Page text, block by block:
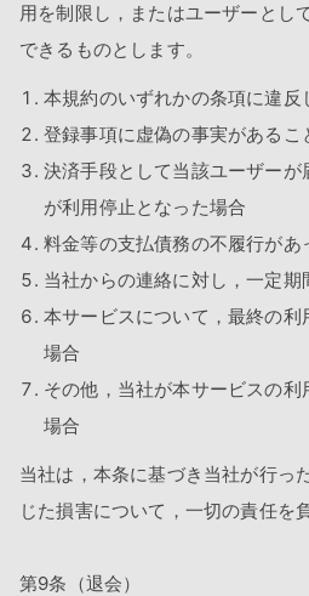
用を制限し，またはユーザーとし
できるものとします。
本規約のいずれかの条項に違反
登録事項に虚偽の事実があるこ
決済手段として当該ユーザーが
が利用停止となった場合
料金等の支払債務の不履行があ
当社からの連絡に対し，一定期
本サービスについて，最終の
場合
その他，当社が本サービスの
場合
当社は，本条に基づき当社が行っ
じた損害について，一切の責任を
第9条（退会）